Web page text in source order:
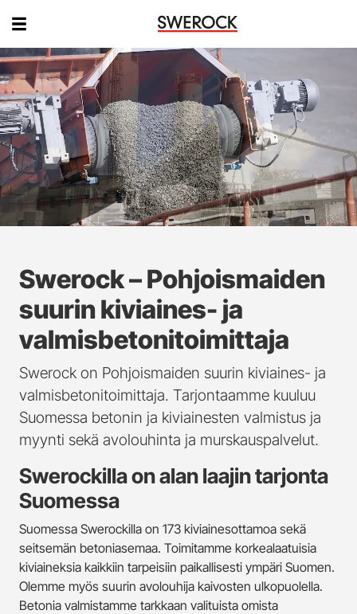
Swerock – Pohjoismaiden
suurin kiviaines- ja
valmisbetonitoimittaja
Swerock on Pohjoismaiden suurin kiviaines- ja
valmisbetonitoimittaja. Tarjontaamme kuuluu
Suomessa betonin ja kiviainesten valmistus ja
myynti sekä avolouhinta ja murskauspalvelut.
Swerockilla on alan laajin tarjonta
Suomessa
Suomessa Swerockilla on 173 kiviainesottamoa sekä
seitsemän betoniasemaa. Toimitamme korkealaatuisia
kiviaineksia kaikkiin tarpeisiin paikallisesti ympäri Suomen.
Olemme myös suurin avolouhija kaivosten ulkopuolella.
Betonia valmistamme tarkkaan valituista omista